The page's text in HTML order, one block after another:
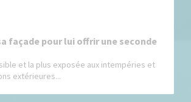
façade pour lui offrir une seconde
et la plus exposée aux intempéries et
extérieures...